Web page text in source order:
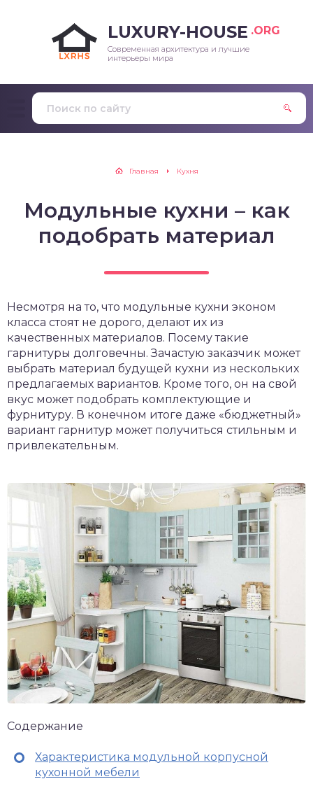
LUXURY-HOUSE .ORG
Современная архитектура и лучшие
интерьеры мира
Главная Кухня
Модульные кухни – как
подобрать материал
Несмотря на то, что модульные кухни эконом
класса стоят не дорого, делают их из
качественных материалов. Посему такие
гарнитуры долговечны. Зачастую заказчик может
выбрать материал будущей кухни из нескольких
предлагаемых вариантов. Кроме того, он на свой
вкус может подобрать комплектующие и
фурнитуру. В конечном итоге даже «бюджетный»
вариант гарнитур может получиться стильным и
привлекательным.
Содержание
Характеристика модульной корпусной
кухонной мебели